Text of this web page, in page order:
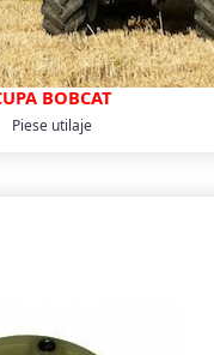
BOBCAT
Piese utilaje